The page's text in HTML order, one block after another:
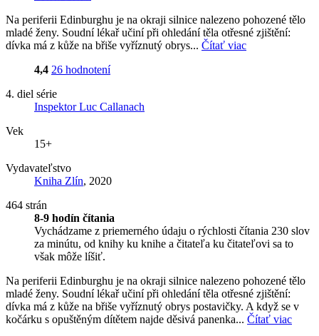
Na periferii Edinburghu je na okraji silnice nalezeno pohozené tělo
mladé ženy. Soudní lékař učiní při ohledání těla otřesné zjištění:
dívka má z kůže na břiše vyříznutý obrys... Čítať viac
4,4 26 hodnotení
4. diel série
Inspektor Luc Callanach
Vek
15+
Vydavateľstvo
Kniha Zlín, 2020
464 strán
8-9 hodín čítania
Vychádzame z priemerného údaju o rýchlosti čítania 230 slov
za minútu, od knihy ku knihe a čitateľa ku čitateľovi sa to
však môže líšiť.
Na periferii Edinburghu je na okraji silnice nalezeno pohozené tělo
mladé ženy. Soudní lékař učiní při ohledání těla otřesné zjištění:
dívka má z kůže na břiše vyříznutý obrys postavičky. A když se v
kočárku s opuštěným dítětem najde děsivá panenka... Čítať viac